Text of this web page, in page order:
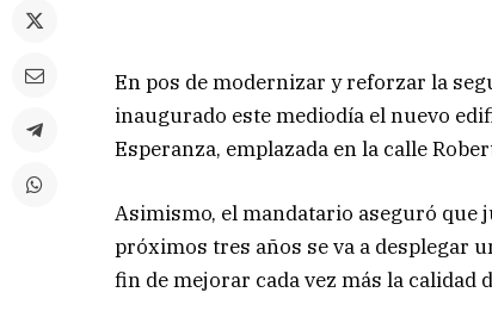
En pos de modernizar y reforzar la
inaugurado este mediodía el nuevo
Esperanza, emplazada en la calle
Asimismo, el mandatario aseguró que
próximos tres años se va a desplegar
fin de mejorar cada vez más la calidad